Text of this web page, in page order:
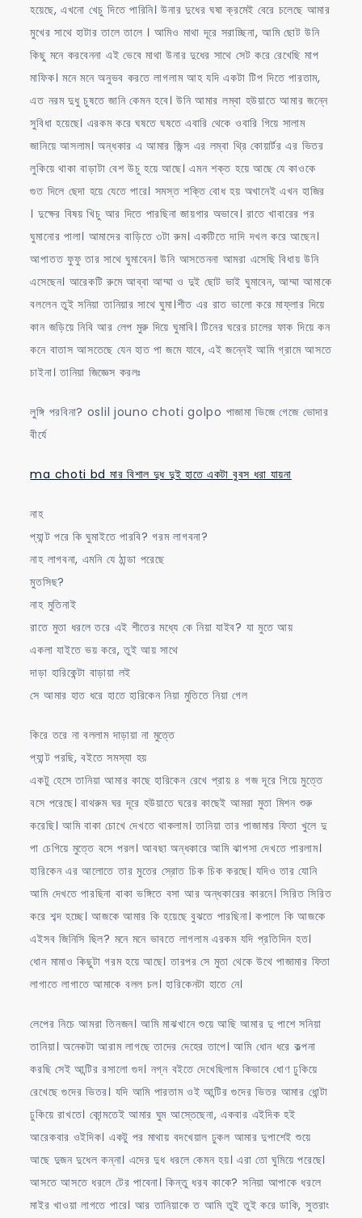
হয়েছে, এখনো খেচু দিতে পারিনি। উনার দুধের ঘষা ক্রমেই বেরে চলেছে আমার
মুখের সাথে হাটার তালে তালে । আমিও মাথা দূরে সরাচ্ছিনা, আমি ছোট উনি
কিছু মনে করবেননা এই ভেবে মাথা উনার দুধের সাথে সেট করে রেখেছি মাপ
মাফিক। মনে মনে অনুভব করতে লাগলাম আহ যদি একটা টিপ দিতে পারতাম,
এত নরম দুধু চুষতে জানি কেমন হবে। উনি আমার লম্বা হউয়াতে আমার জন্নে
সুবিধা হয়েছে। এরকম করে ঘষতে ঘষতে এবারি থেকে ওবারি গিয়ে সালাম
জানিয়ে আসলাম। অন্ধকার এ আমার জিন্স এর লম্বা থ্রি কোয়ার্টর এর ভিতর
লুকিয়ে থাকা বাড়াটা বেশ উচু হয়ে আছে। এমন শক্ত হয়ে আছে যে কাওকে
গুত দিলে ছেদা হয়ে যেতে পারে। সমস্ত শক্তি বোধ হয় অখানেই এখন হাজির
। দুক্ষের বিষয় খিচু আর দিতে পারছিনা জায়গার অভাবে। রাতে খাবারের পর
ঘুমানোর পালা। আমাদের বাড়িতে ৩টা রুম। একটিতে দাদি দখল করে আছেন।
আপাতত ফুফু তার সাথে ঘুমাবেন। উনি আসতেননা আমরা এসেছি বিধায় উনি
এসেছেন। আরেকটি রুমে আব্বা আম্মা ও দুই ছোট ভাই ঘুমাবেন, আম্মা আমাকে
বললেন তুই সনিয়া তানিয়ার সাথে ঘুমা।শীত এর রাত ভালো করে মাফ্লার দিয়ে
কান জড়িয়ে নিবি আর লেপ মুরু দিয়ে ঘুমাবি। টিনের ঘরের চালের ফাক দিয়ে কন
কনে বাতাস আসতেছে যেন হাত পা জমে যাবে, এই জন্নেই আমি গ্রামে আসতে
চাইনা। তানিয়া জিজ্ঞেস করলঃ
লুঙ্গি পরবিনা? oslil jouno choti golpo পাজামা ভিজে গেজে ভোদার
বীর্যে
ma choti bd মার বিশাল দুধ দুই হাতে একটা বুবস ধরা যায়না
নাহ
প্যান্ট পরে কি ঘুমাইতে পারবি? গরম লাগবনা?
নাহ লাগবনা, এমনি যে ঠান্ডা পরেছে
মুতসিছ?
নাহ মুতিনাই
রাতে মুতা ধরলে তরে এই শীতের মধ্যে কে নিয়া যাইব? যা মুতে আয়
একলা যাইতে ভয় করে, তুই আয় সাথে
দাড়া হারিকেন্টা বাড়ায়া লই
সে আমার হাত ধরে হাতে হারিকেন নিয়া মুতিতে নিয়া গেল
কিরে তরে না বললাম দাড়ায়া না মুত্তে
প্যান্ট পরছি, বইতে সমস্যা হয়
একটু হেসে তানিয়া আমার কাছে হারিকেন রেখে প্রায় ৪ গজ দূরে গিয়ে মুত্তে
বসে পরেছে। বাথরুম ঘর দূরে হউয়াতে ঘরের কাছেই আমরা মুতা মিশন শুরু
করেছি। আমি বাকা চোখে দেখতে থাকলাম। তানিয়া তার পাজামার ফিতা খুলে দু
পা চেগিয়ে মুত্তে বসে পরল। আবছা অন্ধকারে আমি ঝাপসা দেখতে পারলাম।
হারিকেন এর আলোতে তার মুতের স্রোত চিক চিক করছে। যদিও তার যোনি
আমি দেখতে পারছিনা বাকা ভঙ্গিতে বসা আর অন্ধকারের কারনে। সিরিত সিরিত
করে শব্দ হচ্ছে। আজকে আমার কি হয়েছে বুঝতে পারছিনা। কপালে কি আজকে
এইসব জিনিসি ছিল? মনে মনে ভাবতে লাগলাম এরকম যদি প্রতিদিন হত।
ধোন মামাও কিছুটা গরম হয়ে আছে। তারপর সে মুতা থেকে উথে পাজামার ফিতা
লাগাতে লাগাতে আমাকে বলল চল। হারিকেনটা হাতে নে।
লেপের নিচে আমরা তিনজন। আমি মাঝখানে শুয়ে আছি আমার দু পাশে সনিয়া
তানিয়া। অনেকটা আরাম লাগছে তাদের দেহের তাপে। আমি ধোন ধরে কল্পনা
করছি সেই আন্টির রসালো গুদ। নগ্ন বইতে দেখেছিলাম কিভাবে ধোণ ঢুকিয়ে
রেখেছে গুদের ভিতর। যদি আমি পারতাম ওই আন্টির গুদের ভিতর আমার ধোন্টা
ঢুকিয়ে রাখতে। কোন্মতেই আমার ঘুম আস্তেছেনা, একবার এইদিক হই
আরেকবার ওইদিক। একটু পর মাথায় বদখেয়াল ঢুকল আমার দুপাশেই শুয়ে
আছে দুজন দুধেল কন্না। এদের দুধ ধরলে কেমন হয়। এরা তো ঘুমিয়ে পরেছে।
আসতে আসতে ধরলে টের পাবেনা। কিন্তু ধরব কাকে? সনিয়া আপাকে ধরলে
মাইর খাওয়া লাগতে পারে। আর তানিয়াকে ত আমি তুই তুই করে ডাকি, সুতরাং